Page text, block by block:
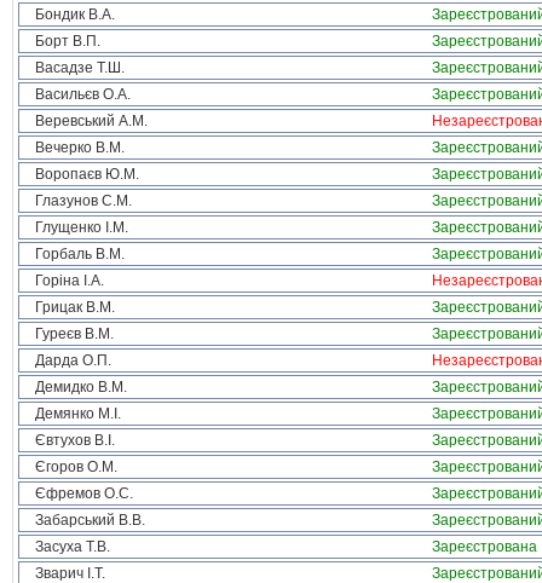
Бондик В.А.
Борт В.П.
Васадзе Т.Ш.
Васильєв О.А.
Веревський А.М.
Вечерко В.М.
Воропаєв Ю.М.
Глазунов С.М.
Глущенко І.М.
Горбаль В.М.
Горіна І.А.
Грицак В.М.
Гуреєв В.М.
Дарда О.П.
Демидко В.М.
Демянко М.І.
Євтухов В.І.
Єгоров О.М.
Єфремов О.С.
Забарський В.В.
Засуха Т.В.
Зареєстрована
Зварич І.Т.